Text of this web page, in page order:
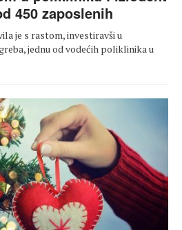
450 zaposlenih
je s rastom, investiravši u
jednu od vodećih poliklinika u